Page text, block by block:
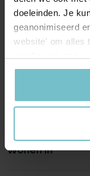
doeleinden. Je
geanonimiseerd
website' om alles
Hoofdstraat 155
5706 AL Helmond
info@heuvel.nl
0492 - 661 884
Wonen in